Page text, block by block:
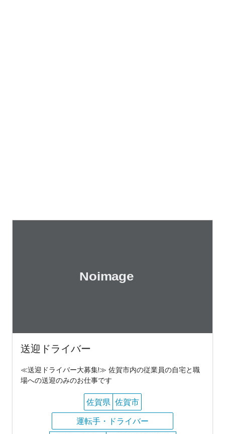
送迎ドライバー
≪送迎ドライバー大募集!≫ 佐賀市内の従業員の自宅と職
場への送迎のみのお仕事です
佐賀県 佐賀市
運転手・ドライバー